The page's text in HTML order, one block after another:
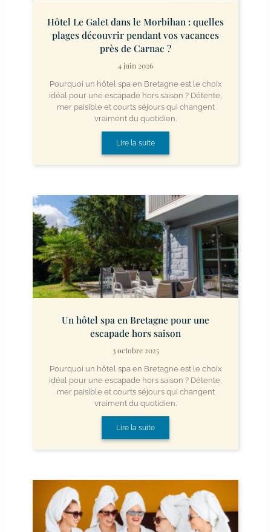
Hôtel Le Galet dans le Morbihan : quelles
plages découvrir pendant vos vacances
près de Carnac ?
4 juin 2026
Pourquoi un hôtel spa en Bretagne est le choix
idéal pour une escapade hors saison ? Détente,
mer paisible et courts séjours qui changent
vraiment du quotidien.
Lire la suite
Un hôtel spa en Bretagne pour une
escapade hors saison
3 octobre 2025
Pourquoi un hôtel spa en Bretagne est le choix
idéal pour une escapade hors saison ? Détente,
mer paisible et courts séjours qui changent
vraiment du quotidien.
Lire la suite